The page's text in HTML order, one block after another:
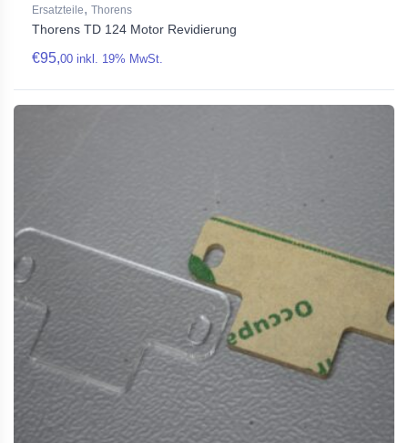
Ersatzteile, Thorens
Thorens TD 124 Motor Revidierung
€95,00 inkl. 19% MwSt.